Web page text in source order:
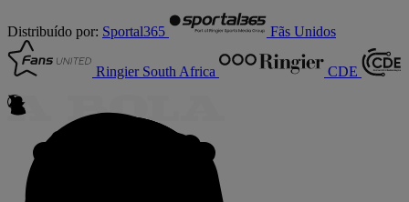
Distribuído por: Sportal365 Fãs Unidos
Ringier South Africa CDE